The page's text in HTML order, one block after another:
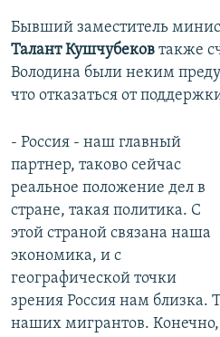
Бывший заместитель
Талант Кушчубеков также
Володина были неким
что отказаться от
- Россия - наш главный
партнер, таково сейчас
реальное положение дел в
стране, такая политика. С
этой страной связана наша
экономика, и с
географической точки
зрения Россия нам близка.
наших мигрантов. Конечно,